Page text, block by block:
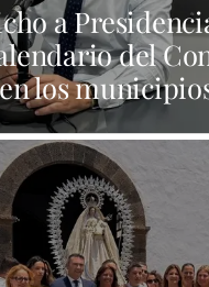
a
del
los
estaba en
siguiente no